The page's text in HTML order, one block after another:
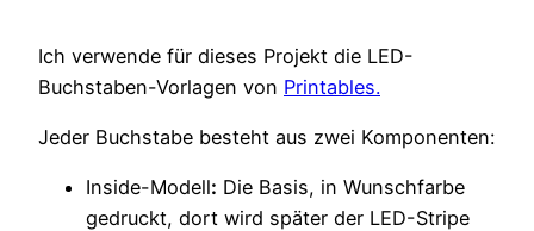
Ich verwende für dieses Projekt die LED-
Buchstaben-Vorlagen von Printables.
Jeder Buchstabe besteht aus zwei Komponenten:
Inside-Modell: Die Basis, in Wunschfarbe
gedruckt, dort wird später der LED-Stripe